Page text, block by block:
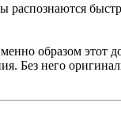
образом этот
Без него